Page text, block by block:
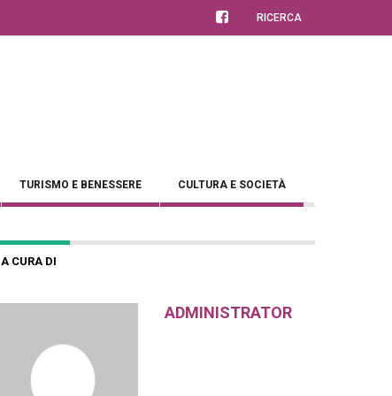
RICERCA
TURISMO E BENESSERE CULTURA E SOCIETÀ
A CURA DI
ADMINISTRATOR